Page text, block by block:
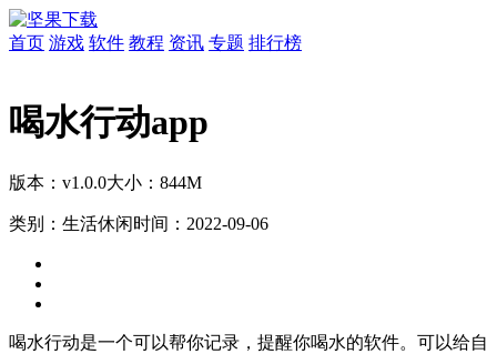
首页 游戏 软件 教程 资讯 专题 排行榜
喝水行动app
版本：v1.0.0大小：844M
类别：生活休闲时间：2022-09-06
喝水行动是一个可以帮你记录，提醒你喝水的软件。可以给自